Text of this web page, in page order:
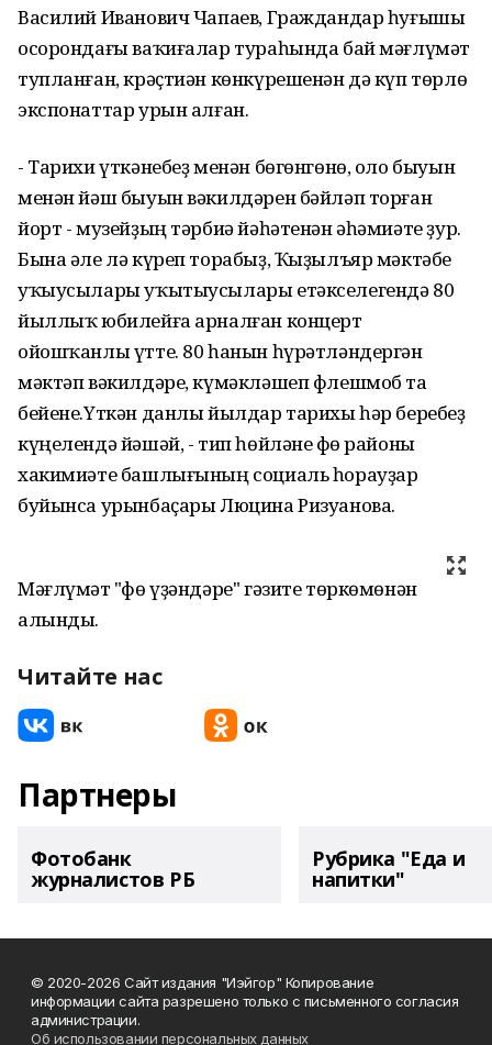
Василий Иванович Чапаев, Граждандар һуғышы
осорондағы ваҡиғалар тураһында бай мәғлүмәт
тупланған, крәҫтиән көнкүрешенән дә күп төрлө
экспонаттар урын алған.
- Тарихи үткәнебеҙ менән бөгөнгөнө, оло быуын
менән йәш быуын вәкилдәрен бәйләп торған
йорт - музейҙың тәрбиә йәһәтенән әһәмиәте ҙур.
Бына әле лә күреп торабыҙ, Ҡыҙылъяр мәктәбе
уҡыусылары уҡытыусылары етәкселегендә 80
йыллыҡ юбилейға арналған концерт
ойошҡанлы үтте. 80 һанын һүрәтләндергән
мәктәп вәкилдәре, күмәкләшеп флешмоб та
бейене.Үткән данлы йылдар тарихы һәр беребеҙ
күңелендә йәшәй, - тип һөйләне Өфө районы
хакимиәте башлығының социаль һорауҙар
буйынса урынбаҫары Люцина Ризуанова.
Мәғлүмәт "Өфө үҙәндәре" гәзите төркөмөнән
алынды.
Читайте нас
Партнеры
Фотобанк
журналистов РБ
Рубрика "Еда и
напитки"
© 2020-2026 Сайт издания "Иэйгор" Копирование
информации сайта разрешено только с письменного согласия
администрации.
Об использовании персональных данных